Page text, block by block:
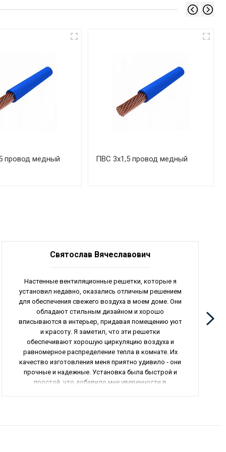
провод медный ПВС 3х1,5 провод медный
Святослав Вячеславович
Настенные вентиляционные решетки, которые я
установил недавно, оказались отличным решением
для обеспечения свежего воздуха в моем доме. Они
обладают стильным дизайном и хорошо
вписываются в интерьер, придавая помещению уют
и красоту. Я заметил, что эти решетки
обеспечивают хорошую циркуляцию воздуха и
равномерное распределение тепла в комнате. Их
качество изготовления меня приятно удивило - они
прочные и надежные. Установка была быстрой и
простой, что добавило мне уверенности в